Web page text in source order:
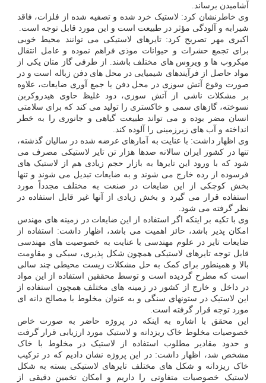
آشامیدن برساند.
وی خاطرنشان کرد: لاستیک خرد شده و تصفیه شده از فلزات، فاقد
شیرابه و آلودگی مؤثر در طبیعت است و این مورد قابل توجه است.
اکبری مهر تصریح کرد: تایرهای لاستیکی می توانند محیط خوبی
برای تجمع حشرات و حیوانات موذی فراهم نموده و عامل انتقال
میکروب ها و ویروس های مختلف باشند. از طرفی گاز متان یکی از
مواد حاصل از فرآیندهای شیمیایی در محل های دفن زباله است و در
صورت وقوع آتش سوزی در محل دفن یا جمع آوری ضایعات، علاوه
بر مشکلات ناشی از آتش سوزی، دود غلیظ حاوی هیدروکربن
نسوخته، گازهای سمی و خاکستری را تولید می کند که برای سلامتی
انسان مضر بوده و می تواند طبیعت گیاهی و جانوری را به خطر
انداخته و آب های زیرزمینی را آلوده کند.
وی اظهار داشت: با عنایت به آمارهای عرضه شده در سالیان گذشته،
تنها در کشور ایران سالانه صدها هزار تن تایر لاستیکی مصرف می
شود که با ورود این تایرها به بازار حجم زیادی هم از لاستیک های
فرسوده از رده خارج می شوند و به ضایعات تبدیل می شوند و تنها
بخش کوچکی از این ضایعات در صنعت به مختلف مجدداً مورد
استفاده قرار می گیرد و بخش زیادی از آنها غیر قابل استفاده در
نظر گرفته می شود.
وی با تکیه بر اینکه اگر استفاده از این ضایعات در زمینه های مهندس
امکان پذیر باشد، حائز اهمیت می باشد، اظهار داشت: استفاده از
ضایعات تایر در علوم مهندسی با عنایت به خصوصیت های مهندسی
قابل توجه تایرهای لاستیکی همچون شکل پذیری، سبکی و مقاومت
بالا و همینطور برای کمک به حل مشکلات زیست محیطی چند سالی
است که مطرح گردیده است و توسط محققین استفاده از این مواد
در داخل و خارج از کشور در زمینه های مختلف همچون استفاده از
این لاستیک در ستونهای سنگی و به عنوان مخلوط با مصالح دانه ای
مورد توجه قرار گرفته است.
این محقق با اشاره به اینکه در پروژه حاضر به صورت خاص
خصوصیات مخلوط خاک ریزدانه و لاستیک مورد ارزیابی قرار گرفت
و حدود مقادیر مطلوب استفاده از لاستیک در مخلوط با خاک
مشخص شد، اظهار داشت: در این پروژه نشان دادیم که در ترکیب
خاک ریزدانه و شکل های مختلف تایرهای لاستیکی بسته به شکل
لاستیک خصوصیات متفاوتی را داریم و امکان تخمین دقیقی از